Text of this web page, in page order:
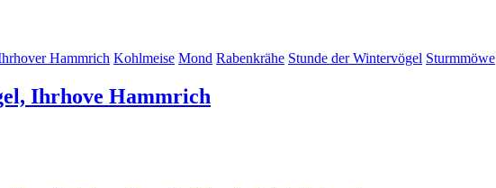
Hammrich Kohlmeise Mond Rabenkrähe Stunde der Wintervögel Sturmmöwe
Ihrhove Hammrich